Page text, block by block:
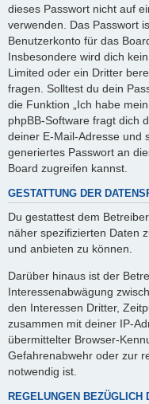
dieses Passwort nicht auf
verwenden. Das Passwort
Benutzerkonto für das
Insbesondere wird dich
Limited oder ein Dritter
fragen. Solltest du dein
die Funktion „Ich habe
phpBB-Software fragt dich
deiner E-Mail-Adresse und
generiertes Passwort an
Board zugreifen kannst.
GESTATTUNG DER
Du gestattest dem
näher spezifizierten Daten
und anbieten zu können.
Darüber hinaus ist der
Interessenabwägung
den Interessen Dritter,
zusammen mit deiner IP-
übermittelter Browser-
Gefahrenabwehr oder zur
notwendig ist.
REGELUNGEN BEZÜGLICH